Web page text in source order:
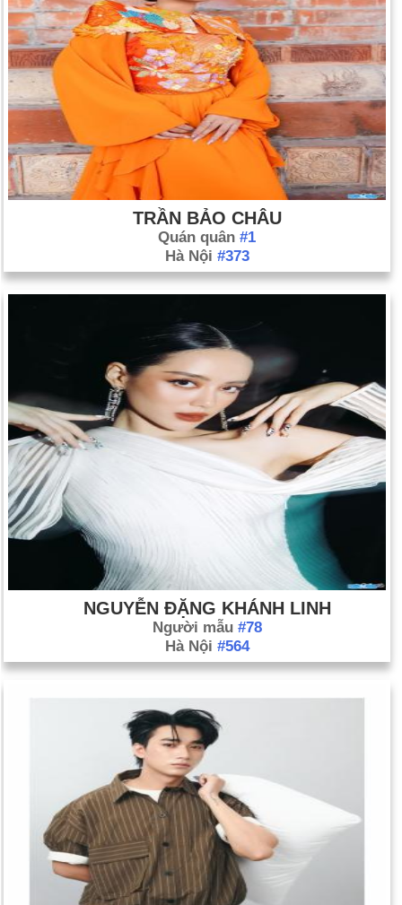
TRẦN BẢO CHÂU
Quán quân #1
Hà Nội #373
NGUYỄN ĐẶNG KHÁNH LINH
Người mẫu #78
Hà Nội #564